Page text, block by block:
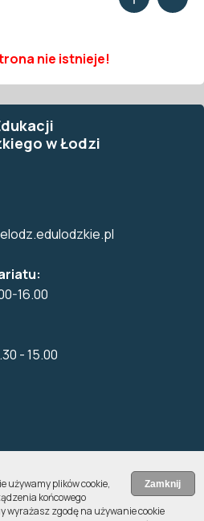
nie istnieje!
w Łodzi
16.00
- 15.00
używamy plików cookie,
końcowego
wyrażasz zgodę na używanie cookie